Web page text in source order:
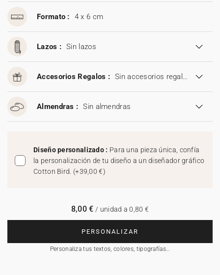
Formato : 4 x 6 cm
Lazos : Sin lazos
Accesorios Regalos : Sin accesorios regalos
Almendras : Sin almendras
Diseño personalizado : Para una pieza única, confía
la personalización de tu diseño a un diseñador gráfico
Cotton Bird. (+39,00 €)
PERSONALIZAR
Personaliza tus textos, colores, tipografías…
8,00 € / unidad a 0,80 €